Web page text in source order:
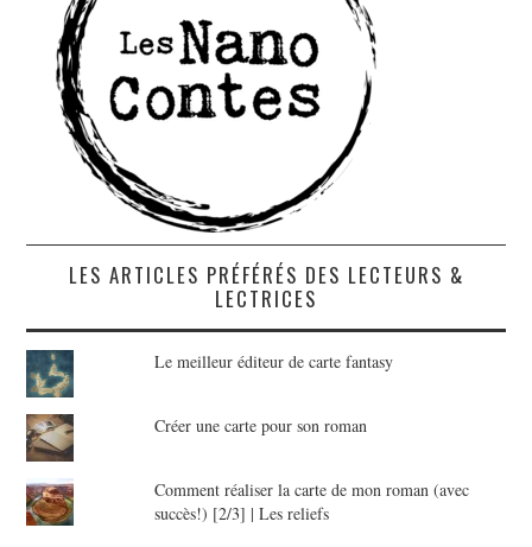
LES ARTICLES PRÉFÉRÉS DES LECTEURS &
LECTRICES
Le meilleur éditeur de carte fantasy
Créer une carte pour son roman
Comment réaliser la carte de mon roman (avec
succès!) [2/3] | Les reliefs